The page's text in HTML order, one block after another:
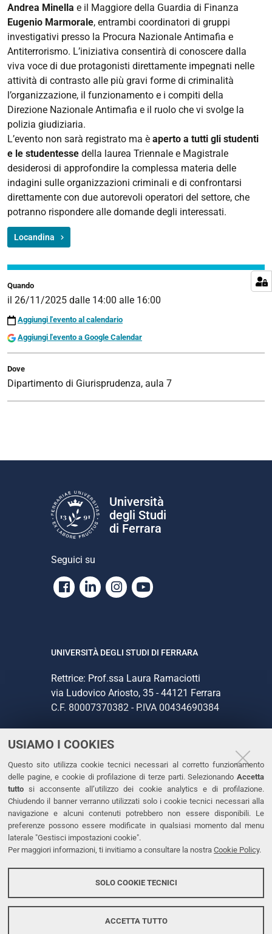
USIAMO I COOKIES
Questo sito utilizza cookie tecnici necessari al corretto funzionamento
delle pagine, e cookie di profilazione di terze parti. Selezionando Accetta
tutto si acconsente all’utilizzo dei cookie analytics e di profilazione.
Chiudendo il banner verranno utilizzati solo i cookie tecnici necessari alla
navigazione e alcuni contenuti potrebbero non essere disponibili. Le
preferenze possono essere modificate in qualsiasi momento dal menu
laterale "Gestisci impostazioni cookie".
Per maggiori informazioni, ti invitiamo a consultare la nostra Cookie Policy.
SOLO COOKIE TECNICI
ACCETTA TUTTO
e-
attivita-
della-
polizia-
giudiziaria
La
Direzione
Nazionale
antimafia.
Competenze
e
attività
della
polizia
giudiziaria
2025-
11-
26T14:00:00+01:00
2025-
11-
Quando
il 26/11/2025 dalle 14:00 alle 16:00
Aggiungi l'evento al calendario
Aggiungi l'evento a Google Calendar
Dove
Dipartimento di Giurisprudenza, aula 7
Andrea Minella e il Maggiore della Guardia di Finanza
Eugenio Marmorale, entrambi coordinatori di gruppi
investigativi presso la Procura Nazionale Antimafia e
Antiterrorismo. L’iniziativa consentirà di conoscere dalla
viva voce di due protagonisti direttamente impegnati nelle
attività di contrasto alle più gravi forme di criminalità
l’organizzazione, il funzionamento e i compiti della
Direzione Nazionale Antimafia e il ruolo che vi svolge la
polizia giudiziaria.
L’evento non sarà registrato ma è aperto a tutti gli studenti
e le studentesse della laurea Triennale e Magistrale
desiderosi di approfondire la complessa materia delle
indagini sulle organizzazioni criminali e di confrontarsi
direttamente con due autorevoli operatori del settore, che
potranno rispondere alle domande degli interessati.
Locandina
Università
degli Studi
di Ferrara
Seguici su
Facebook
LinkedinInstagram
Youtube
UNIVERSITÀ DEGLI STUDI DI FERRARA
Rettrice: Prof.ssa Laura Ramaciotti
via Ludovico Ariosto, 35 - 44121 Ferrara
C.F. 80007370382 - P.IVA 00434690384
CONTATTI
Tel. +39 0532 293111
Fax. +39 0532 293031
PEC
LINKS
Dichiarazione di accessibilità
Protezione dati personali